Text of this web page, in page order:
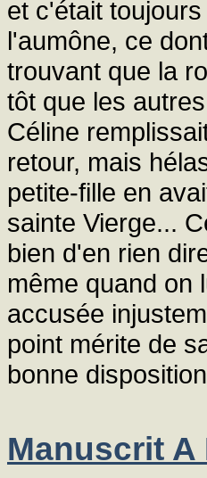
et c'était
l'aumône, ce
trouvant que la
tôt que les
Céline
retour, mais
petite-fille en
sainte Vierge...
bien d'en rien
même quand on
accusée
point mérite de
bonne
Manuscrit A